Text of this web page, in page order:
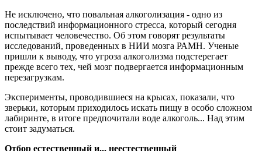
Не исключено, что повальная алкоголизация - одно из
последствий информационного стресса, который сегодня
испытывает человечество. Об этом говорят результаты
исследований, проведенных в НИИ мозга РАМН. Ученые
пришли к выводу, что угроза алкоголизма подстерегает
прежде всего тех, чей мозг подвергается информационным
перезагрузкам.
Эксперименты, проводившиеся на крысах, показали, что
зверьки, которым приходилось искать пищу в особо сложном
лабиринте, в итоге предпочитали воде алкоголь... Над этим
стоит задуматься.
Отбор естественный и... неестественный